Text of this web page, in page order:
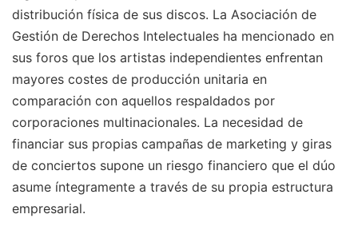
distribución física de sus discos. La Asociación de
Gestión de Derechos Intelectuales ha mencionado en
sus foros que los artistas independientes enfrentan
mayores costes de producción unitaria en
comparación con aquellos respaldados por
corporaciones multinacionales. La necesidad de
financiar sus propias campañas de marketing y giras
de conciertos supone un riesgo financiero que el dúo
asume íntegramente a través de su propia estructura
empresarial.